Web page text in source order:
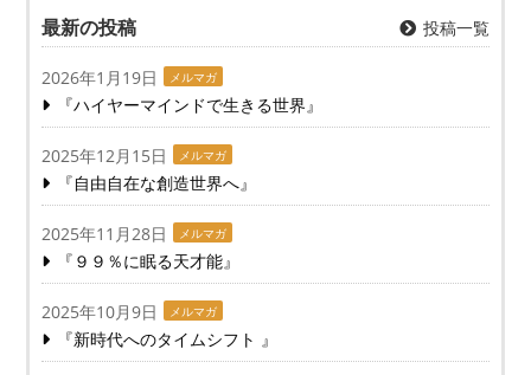
最新の投稿 投稿一覧
2026年1月19日 メルマガ
『ハイヤーマインドで生きる世界』
2025年12月15日 メルマガ
『自由自在な創造世界へ』
2025年11月28日 メルマガ
『９９％に眠る天才能』
2025年10月9日 メルマガ
『新時代へのタイムシフト 』